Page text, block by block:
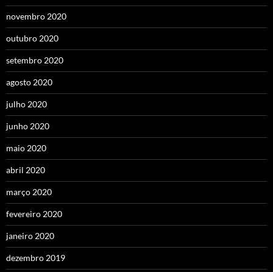
novembro 2020
outubro 2020
setembro 2020
agosto 2020
julho 2020
junho 2020
maio 2020
abril 2020
março 2020
fevereiro 2020
janeiro 2020
dezembro 2019